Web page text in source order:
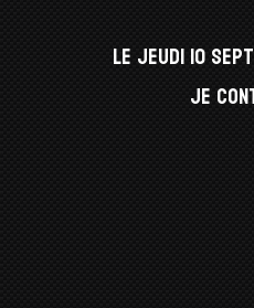
Le jeudi 10
Je